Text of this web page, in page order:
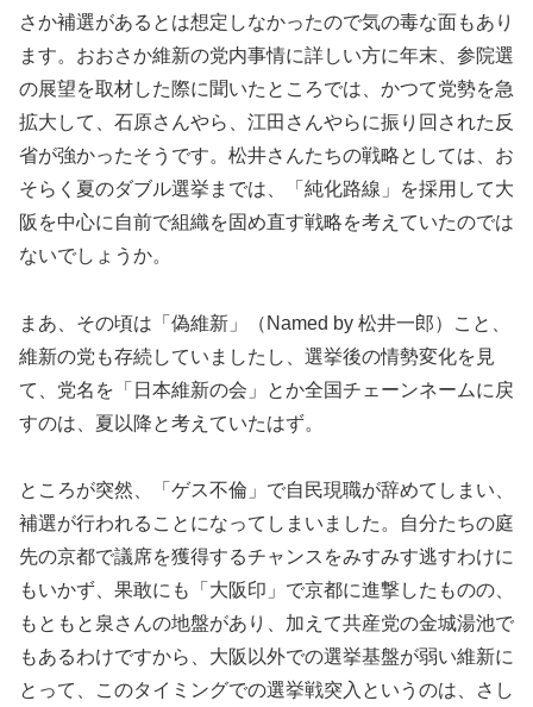
さか補選があるとは想定しなかったので気の毒な面もあり
ます。おおさか維新の党内事情に詳しい方に年末、参院選
の展望を取材した際に聞いたところでは、かつて党勢を急
拡大して、石原さんやら、江田さんやらに振り回された反
省が強かったそうです。松井さんたちの戦略としては、お
そらく夏のダブル選挙までは、「純化路線」を採用して大
阪を中心に自前で組織を固め直す戦略を考えていたのでは
ないでしょうか。
まあ、その頃は「偽維新」（Named by 松井一郎）こと、
維新の党も存続していましたし、選挙後の情勢変化を見
て、党名を「日本維新の会」とか全国チェーンネームに戻
すのは、夏以降と考えていたはず。
ところが突然、「ゲス不倫」で自民現職が辞めてしまい、
補選が行われることになってしまいました。自分たちの庭
先の京都で議席を獲得するチャンスをみすみす逃すわけに
もいかず、果敢にも「大阪印」で京都に進撃したものの、
もともと泉さんの地盤があり、加えて共産党の金城湯池で
もあるわけですから、大阪以外での選挙基盤が弱い維新に
とって、このタイミングでの選挙戦突入というのは、さし